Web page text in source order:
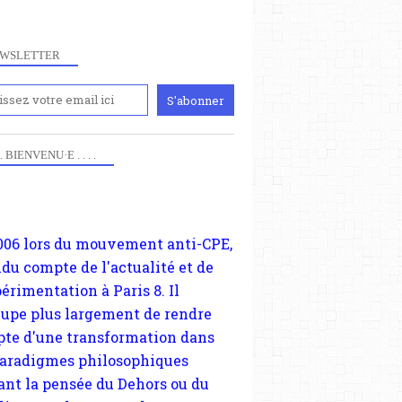
. BIENVENU·E . . . .
ce site, créé
lors du mouvement anti-CPE,
compte de l'actualité et de
philosophiques
la pensée du Dehors ou du
omme la nomme les
classique. Nous
quant à nous déjà basculé
dans la modernité
résolvant la plupart des